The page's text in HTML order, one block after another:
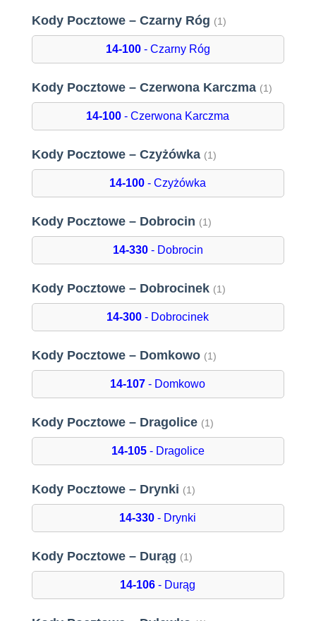
Kody Pocztowe – Czarny Róg (1)
14-100- Czarny Róg
Kody Pocztowe – Czerwona Karczma (1)
14-100 - Czerwona Karczma
Kody Pocztowe – Czyżówka (1)
14-100 - Czyżówka
Kody Pocztowe – Dobrocin (1)
14-330- Dobrocin
Kody Pocztowe – Dobrocinek (1)
14-300 - Dobrocinek
Kody Pocztowe – Domkowo (1)
14-107 - Domkowo
Kody Pocztowe – Dragolice (1)
14-105- Dragolice
Kody Pocztowe – Drynki (1)
14-330 - Drynki
Kody Pocztowe – Durąg (1)
14-106 - Durąg